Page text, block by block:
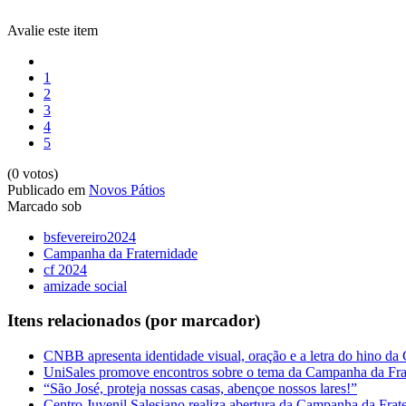
Avalie este item
1
2
3
4
5
(0 votos)
Publicado em Novos Pátios
Marcado sob
bsfevereiro2024
Campanha da Fraternidade
cf 2024
amizade social
Itens relacionados (por marcador)
CNBB apresenta identidade visual, oração e a letra do hino da
UniSales promove encontros sobre o tema da Campanha da
“São José, proteja nossas casas, abençoe nossos lares!”